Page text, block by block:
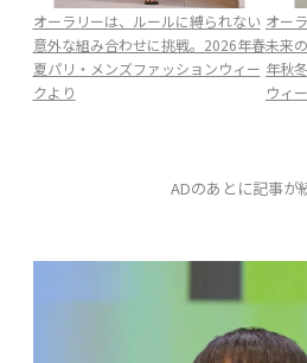
オーラリーは、ルールに縛られない
意外な組み合わせに挑戦。2026年春
夏パリ・メンズファッションウィー
クより
オー
未来
年秋
ウィ
ADのあとに記事が